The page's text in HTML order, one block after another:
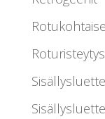
Roturisteytys